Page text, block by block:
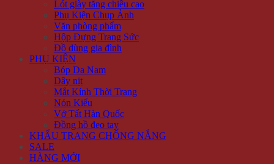
Lót giày tăng chiều cao
Phụ Kiện Chụp Ảnh
Văn phòng phẩm
Hộp Đựng Trang Sức
Đồ dùng gia đình
PHỤ KIỆN
Bóp Da Nam
Dây nịt
Mắt Kính Thời Trang
Nón Kiểu
Vớ Tất Hàn Quốc
Đồng hồ đeo tay
KHẨU TRANG CHỐNG NẮNG
SALE
HÀNG MỚI